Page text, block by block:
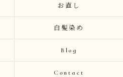
お直し
白髪染め
Blog
Contact